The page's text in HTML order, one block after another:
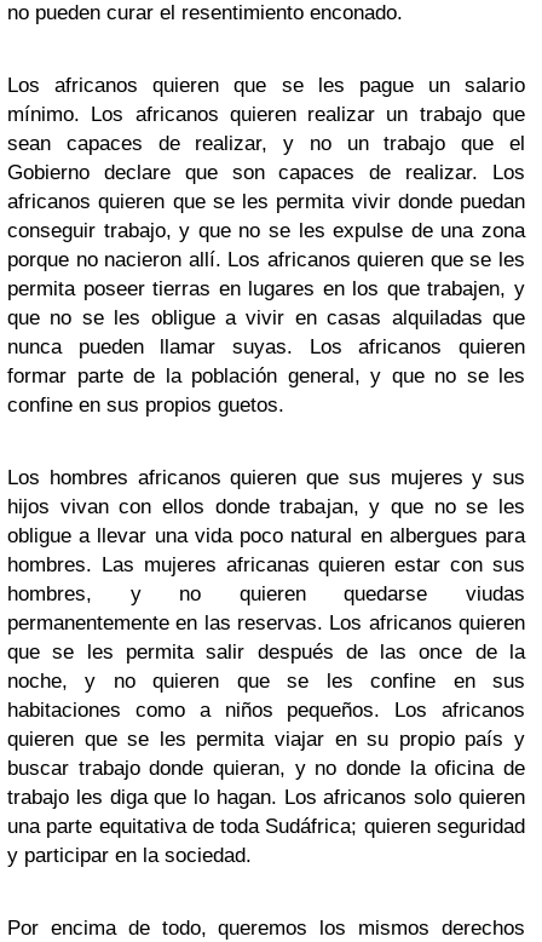
no pueden curar el resentimiento enconado.
Los africanos quieren que se les pague un salario
mínimo. Los africanos quieren realizar un trabajo que
sean capaces de realizar, y no un trabajo que el
Gobierno declare que son capaces de realizar. Los
africanos quieren que se les permita vivir donde puedan
conseguir trabajo, y que no se les expulse de una zona
porque no nacieron allí. Los africanos quieren que se les
permita poseer tierras en lugares en los que trabajen, y
que no se les obligue a vivir en casas alquiladas que
nunca pueden llamar suyas. Los africanos quieren
formar parte de la población general, y que no se les
confine en sus propios guetos.
Los hombres africanos quieren que sus mujeres y sus
hijos vivan con ellos donde trabajan, y que no se les
obligue a llevar una vida poco natural en albergues para
hombres. Las mujeres africanas quieren estar con sus
hombres, y no quieren quedarse viudas
permanentemente en las reservas. Los africanos quieren
que se les permita salir después de las once de la
noche, y no quieren que se les confine en sus
habitaciones como a niños pequeños. Los africanos
quieren que se les permita viajar en su propio país y
buscar trabajo donde quieran, y no donde la oficina de
trabajo les diga que lo hagan. Los africanos solo quieren
una parte equitativa de toda Sudáfrica; quieren seguridad
y participar en la sociedad.
Por encima de todo, queremos los mismos derechos